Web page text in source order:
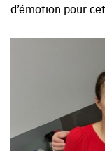
d’émotion pour